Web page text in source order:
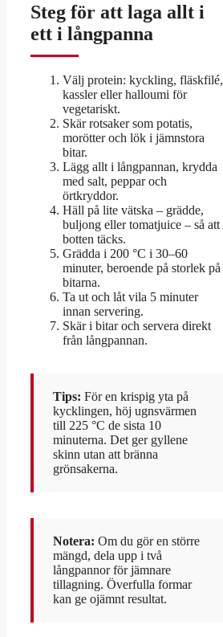
Steg för att laga allt i
ett i långpanna
Välj protein: kyckling, fläskfilé,
kassler eller halloumi för
vegetariskt.
Skär rotsaker som potatis,
morötter och lök i jämnstora
bitar.
Lägg allt i långpannan, krydda
med salt, peppar och
örtkryddor.
Häll på lite vätska – grädde,
buljong eller tomatjuice – så att
botten täcks.
Grädda i 200 °C i 30–60
minuter, beroende på storlek på
bitarna.
Ta ut och låt vila 5 minuter
innan servering.
Skär i bitar och servera direkt
från långpannan.
Tips: För en krispig yta på
kycklingen, höj ugnsvärmen
till 225 °C de sista 10
minuterna. Det ger gyllene
skinn utan att bränna
grönsakerna.
Notera: Om du gör en större
mängd, dela upp i två
långpannor för jämnare
tillagning. Överfulla formar
kan ge ojämnt resultat.